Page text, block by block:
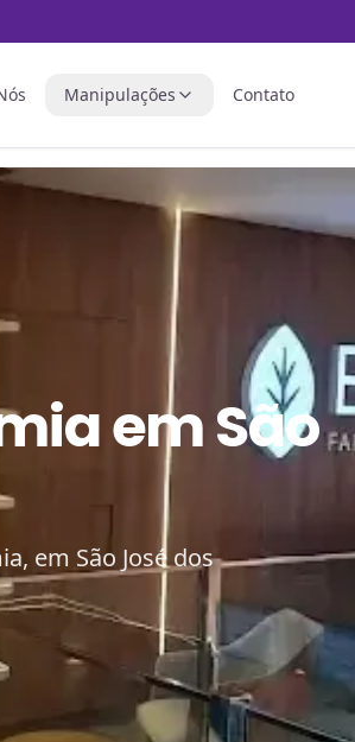
Manipulações Contato
em São
em São José dos